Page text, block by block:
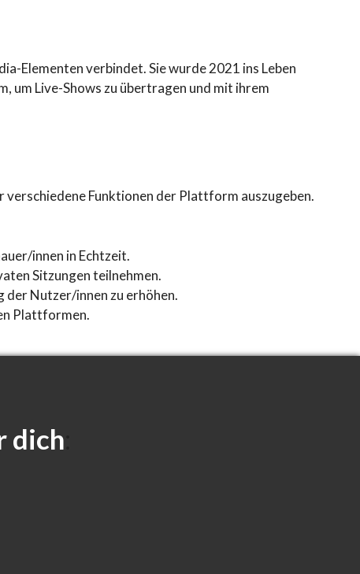
Elementen verbindet. Sie wurde 2021 ins Leben
um Live-Shows zu übertragen und mit ihrem
Funktionen der Plattform auszugeben.
innen in Echtzeit.
Sitzungen teilnehmen.
der Nutzer/innen zu erhöhen.
Plattformen.
dich